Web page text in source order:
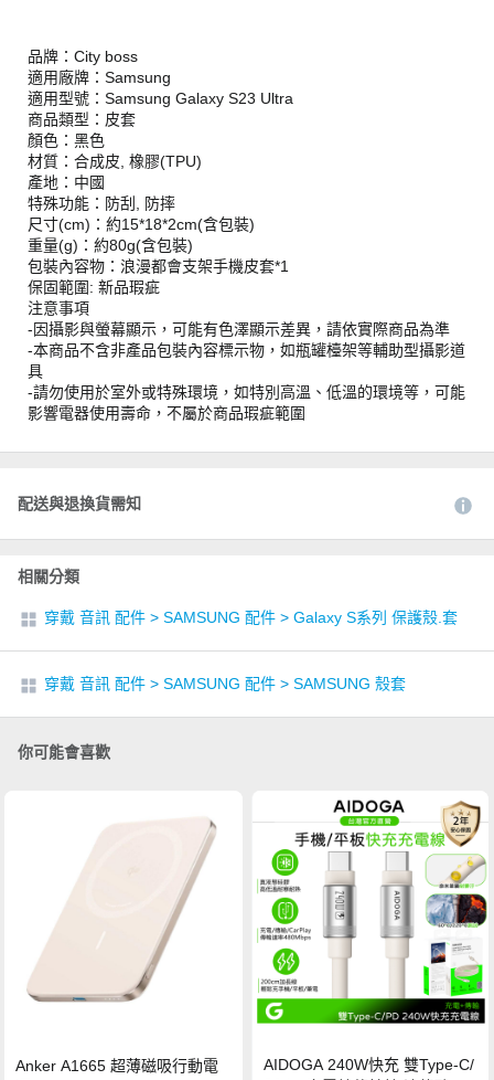
品牌：City boss
適用廠牌：Samsung
適用型號：Samsung Galaxy S23 Ultra
商品類型：皮套
顏色：黑色
材質：合成皮, 橡膠(TPU)
產地：中國
特殊功能：防刮, 防摔
尺寸(cm)：約15*18*2cm(含包裝)
重量(g)：約80g(含包裝)
包裝內容物：浪漫都會支架手機皮套*1
保固範圍: 新品瑕疵
注意事項
-因攝影與螢幕顯示，可能有色澤顯示差異，請依實際商品為準
-本商品不含非產品包裝內容標示物，如瓶罐檯架等輔助型攝影道
具
-請勿使用於室外或特殊環境，如特別高溫、低溫的環境等，可能
影響電器使用壽命，不屬於商品瑕疵範圍
配送與退換貨需知
相關分類
穿戴 音訊 配件 > SAMSUNG 配件 > Galaxy S系列 保護殼.套
穿戴 音訊 配件 > SAMSUNG 配件 > SAMSUNG 殼套
你可能會喜歡
Anker A1665 超薄磁吸行動電
AIDOGA 240W快充 雙Type-C/